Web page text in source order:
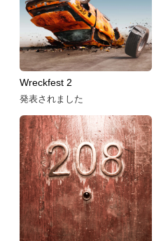
Wreckfest 2
発表されました